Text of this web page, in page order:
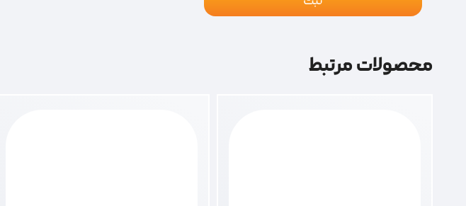
محصولات مرتبط